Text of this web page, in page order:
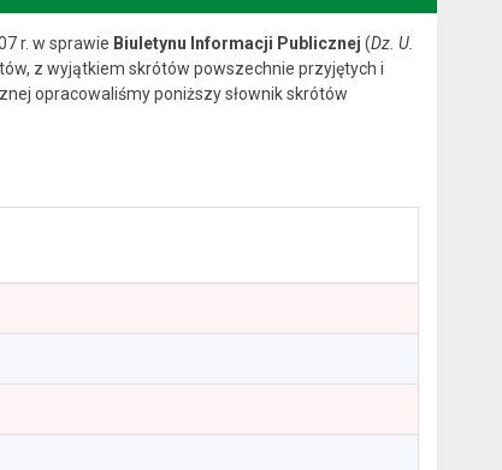
r. w sprawie Biuletynu Informacji Publicznej (Dz. U.
z wyjątkiem skrótów powszechnie przyjętych i
opracowaliśmy poniższy słownik skrótów